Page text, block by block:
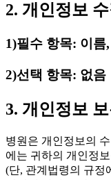
2. 개인정보
1)필수 항목: 이
2)선택 항목: 없음
3. 개인정보
병원은 개인정보의
에는 귀하의 개인정
(단, 관계법령의 규정